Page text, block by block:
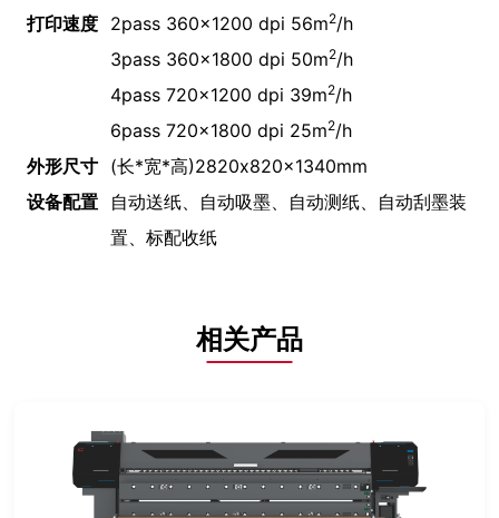
打印速度 2pass 360x1200 dpi 56m2/h
3pass 360x1800 dpi 50m2/h
4pass 720x1200 dpi 39m2/h
6pass 720x1800 dpi 25m2/h
外形尺寸 (长*宽*高)2820x820x1340mm
设备配置
自动送纸、自动吸墨、自动测纸、自动刮墨装
置、标配收纸
相关产品